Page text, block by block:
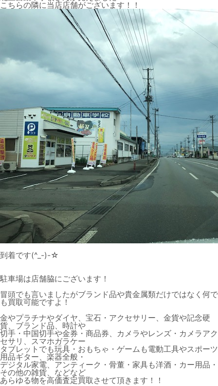
こちらの隣に当店店舗がございます！！
到着です(^_-)-☆
駐車場は店舗脇にございます！
冒頭でも言いましたがブランド品や貴金属類だけではなく何で
も買取可能ですよ！
金やプラチナやダイヤ、宝石・アクセサリー、金貨や記念硬
貨、ブランド品、時計や
切手・中国切手や金券・商品券、カメラやレンズ・カメラアク
セサリ、スマホガラケー
タブレットでも玩具・おもちゃ・ゲームも電動工具やスポーツ
用品ギター、楽器全般・
デジタル家電、アンティーク・骨董・家具も洋酒・カー用品・
その他の雑貨、などなど
あらゆる物を高価査定買取させて頂きます！！